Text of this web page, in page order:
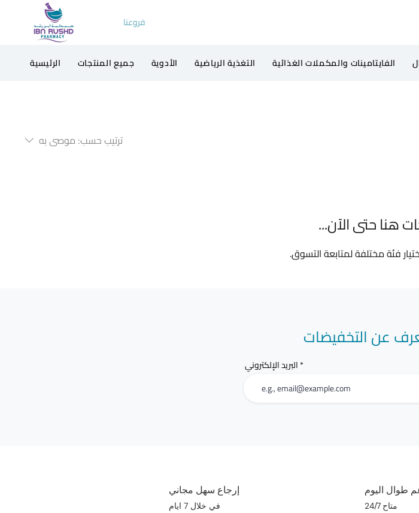
فروعنا
الرئيسية جميع المنتجات الأدوية التغذية الرياضية الفايتامينات والمكملات الغذائية
ترتيب حسب: موصى به
هنا حتى الآن...
فئة مختلفة لمتابعة التسوق.
عن التخفيضات
البريد الإلكتروني
إرجاع سهل مجاني
في خلال 7 ايام
طوال اليوم
متاح 24/7